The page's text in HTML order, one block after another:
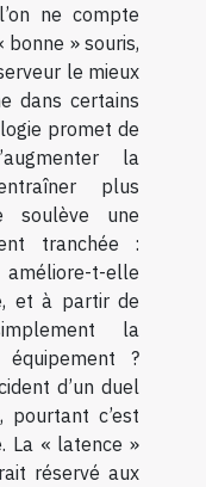
ne compte
» souris,
le mieux
dans certains
promet de
la
plus
soulève une
tranchée :
t-elle
et à partir de
la
?
d’un duel
pourtant c’est
La « latence »
réservé aux